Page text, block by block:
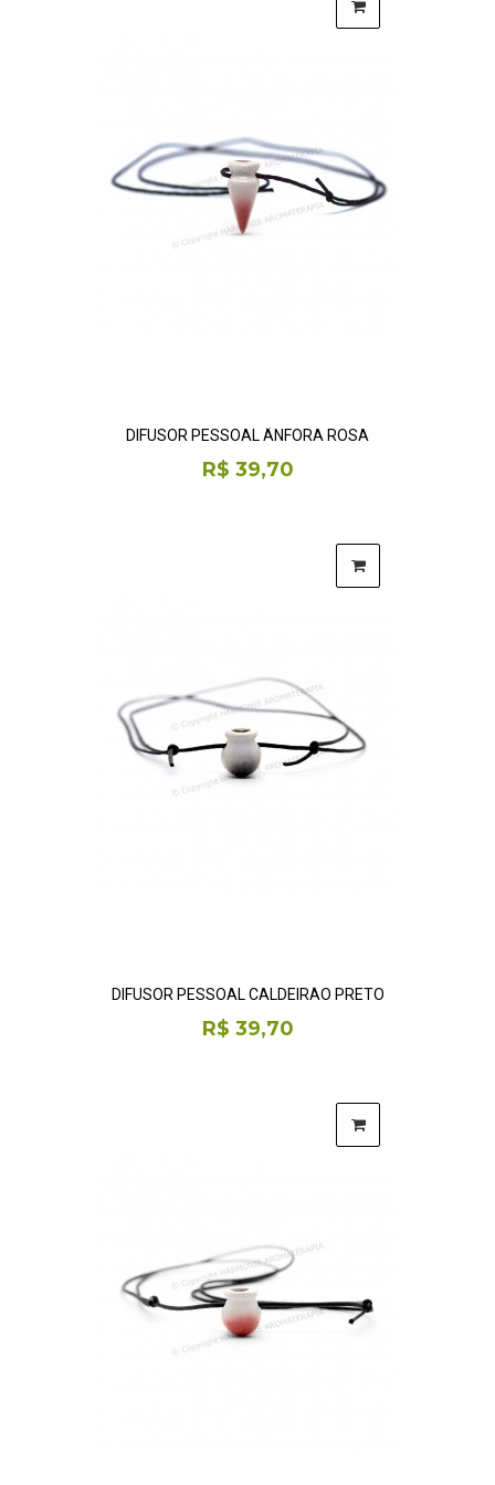
DIFUSOR PESSOAL ÂNFORA ROSA
R$ 39,70
DIFUSOR PESSOAL CALDEIRÃO PRETO
R$ 39,70